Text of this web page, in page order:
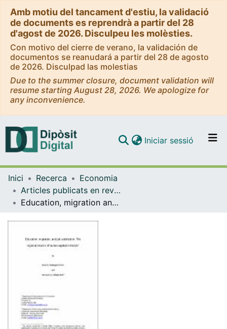
Amb motiu del tancament d'estiu, la validació
de documents es reprendrà a partir del 28
d'agost de 2026. Disculpeu les molèsties.
Con motivo del cierre de verano, la validación de
documentos se reanudará a partir del 28 de agosto
de 2026. Disculpad las molestias
Due to the summer closure, document validation will
resume starting August 28, 2026. We apologize for
any inconvenience.
Navega per tot el DD
Iniciar sessió (current)
Inici Recerca
Economia
Articles publicats en revistes (Economia)
Education, migration and job satisfaction: The regional returns of human capital in the EU